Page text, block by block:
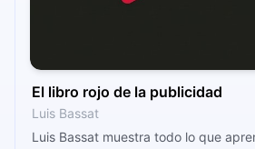
El libro rojo de la publicidad
Luis Bassat
Luis Bassat muestra todo lo que